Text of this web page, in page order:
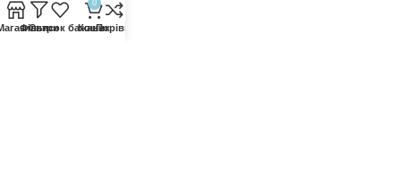
ПОЛІТИКИ
Фільтри
Список бажань
0
КошикПорівняти